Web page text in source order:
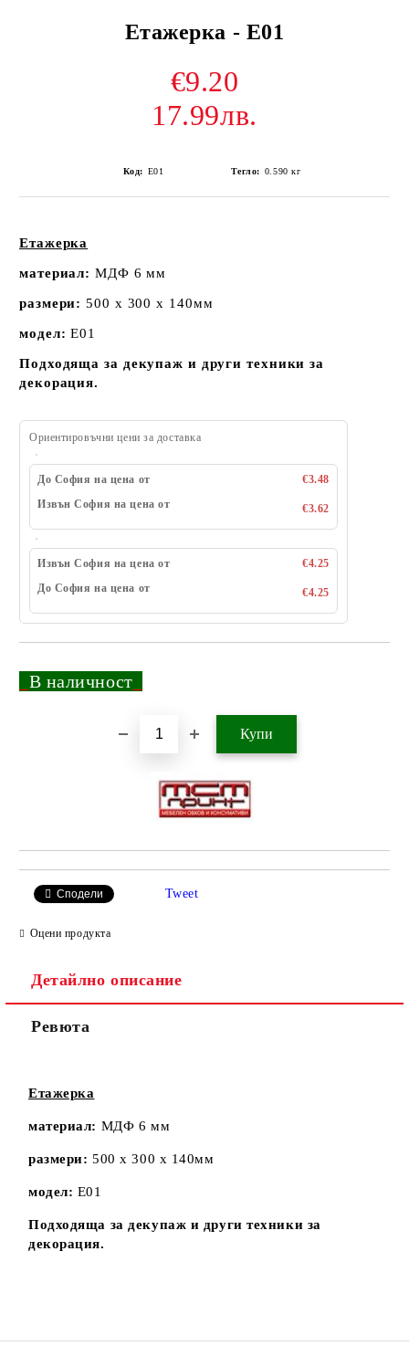
Етажерка - E01
€9.20
17.99лв.
Код: E01 Тегло: 0.590 кг
Етажерка
материал: МДФ 6 мм
размери: 500 х 300 х 140мм
модел: E01
Подходяща за декупаж и други техники за
декорация.
Ориентировъчни цени за доставка
До София на цена от
€3.48
Извън София на цена от
€3.62
Извън София на цена от
€4.25
До София на цена от
€4.25
В наличност
Сподели Tweet
Оцени продукта
Детайлно описание
Ревюта
Етажерка
материал: МДФ 6 мм
размери: 500 х 300 х 140мм
модел: E01
Подходяща за декупаж и други техники за
декорация.